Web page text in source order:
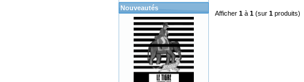
Afficher 1 à 1 (sur 1 produits)
Nouveautés